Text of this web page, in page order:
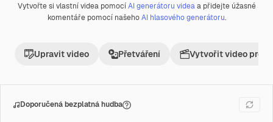
Vytvořte si vlastní videa pomocíAI generátoru videaa přidejte úžasné
komentáře pomocí našehoAI hlasového generátoru.
Upravit video Přetváření Vytvořit video
Doporučená bezplatná hudba